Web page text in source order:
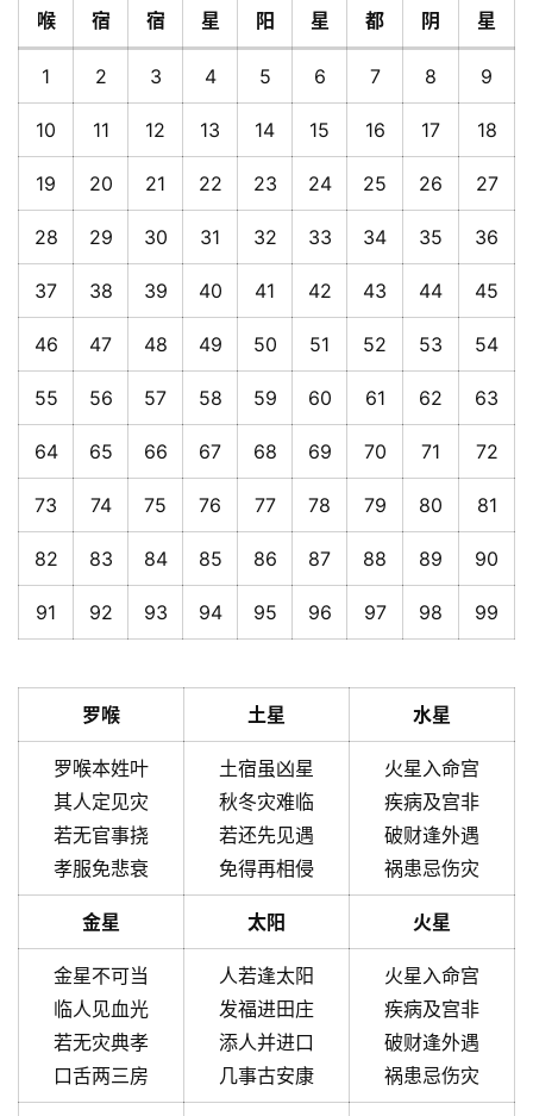
喉
宿
宿
星
阳
星
都
阴
星
1 2 3 4 5 6 7 8 9
10 11 12 13 14 15 16 17 18
19 20 21 22 23 24 25 26 27
28 29 30 31 32 33 34 35 36
37 38 39 40 41 42 43 44 45
46 47 48 49 50 51 52 53 54
55 56 57 58 59 60 61 62 63
64 65 66 67 68 69 70 71 72
73 74 75 76 77 78 79 80 81
82 83 84 85 86 87 88 89 90
91 92 93 94 95 96 97 98 99
罗喉 土星 水星
罗喉本姓叶
其人定见灾
若无官事挠
孝服免悲衰
土宿虽凶星
秋冬灾难临
若还先见遇
免得再相侵
火星入命宫
疾病及宫非
破财逢外遇
祸患忌伤灾
金星 太阳 火星
金星不可当
临人见血光
若无灾典孝
口舌两三房
人若逢太阳
发福进田庄
添人并进口
几事古安康
火星入命宫
疾病及宫非
破财逢外遇
祸患忌伤灾